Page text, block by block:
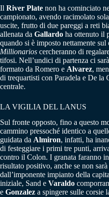
Il River Plate non ha cominciato
campionato, avendo racimolato
uscite, frutto di due pareggi a reti
allenata da Gallardo ha ottenuto il
quando si è imposto nettamente
Millionarios cercheranno di
tifosi. Nell’undici di partenza ci
formato da Romero e Alvarez,
di trequartisti con Paradela e De la
centrale.
LA VIGILIA DEL LANUS
Sul fronte opposto, fino a questo
cammino pressoché identico a
guidata da Almiron, infatti, ha
di festeggiare i primi tre punti,
contro il Colon. I granata faranno
risultato positivo, anche se non
dall’imponente impianto della
iniziale, Sand e Varaldo
e Gonzalez a spingere sulle corsie